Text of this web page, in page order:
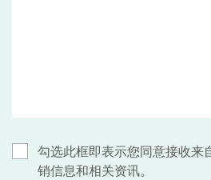
勾选此框即表示您同意接收来
销信息和相关资讯。